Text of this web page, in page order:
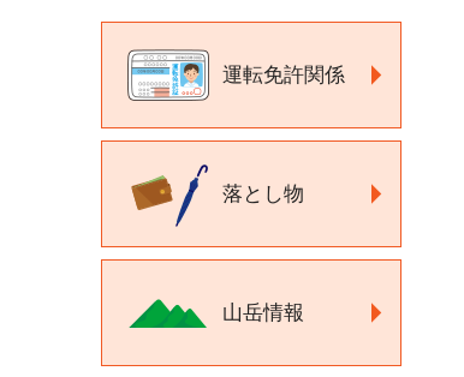
運転免許関係
落とし物
山岳情報